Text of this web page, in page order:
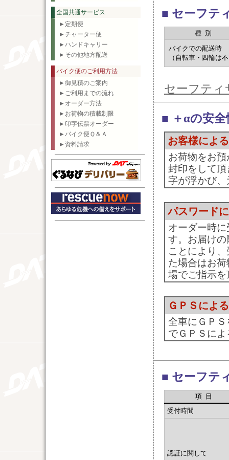
■ セーフテ
種別
バイクでの配送時
（自転車・四輪は
セーフティ
■ ＋αの安全
お客様によ
お荷物をお
封印をして
字が浮かび
パスワード
オーダー時
す。お届け
ことにより
た場合はお
場でご指示
ＧＰＳによ
全車にＧＰ
でＧＰＳに
■ セーフテ
項目
受付時間
認証に関して
全国共通サービス
►定期便
►チャーター便
►ハンドキャリー
►その他地方配送
バイク便のご利用方法
►御見積のご案内
►ご利用までの流れ
►オーダー方法
►お荷物の積載制限
►印字伝票オーダー
►バイク便Ｑ＆Ａ
►資料請求